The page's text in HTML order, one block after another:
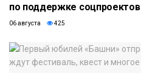
по поддержке соцпроектов
06 августа 425